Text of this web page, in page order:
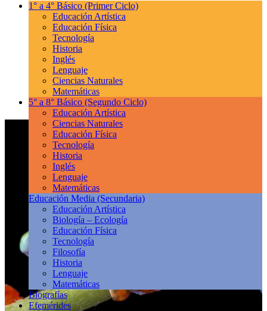
1° a 4° Básico (Primer Ciclo)
Educación Artística
Educación Física
Tecnología
Historia
Inglés
Lenguaje
Ciencias Naturales
Matemáticas
5° a 8° Básico (Segundo Ciclo)
Educación Artística
Ciencias Naturales
Educación Física
Tecnología
Historia
Inglés
Lenguaje
Matemáticas
Educación Media (Secundaria)
Educación Artística
Biología – Ecología
Educación Física
Tecnología
Filosofía
Historia
Lenguaje
Matemáticas
Biografías
Efemérides